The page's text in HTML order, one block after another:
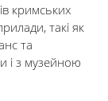
кримських
такі як
та
і з музейною